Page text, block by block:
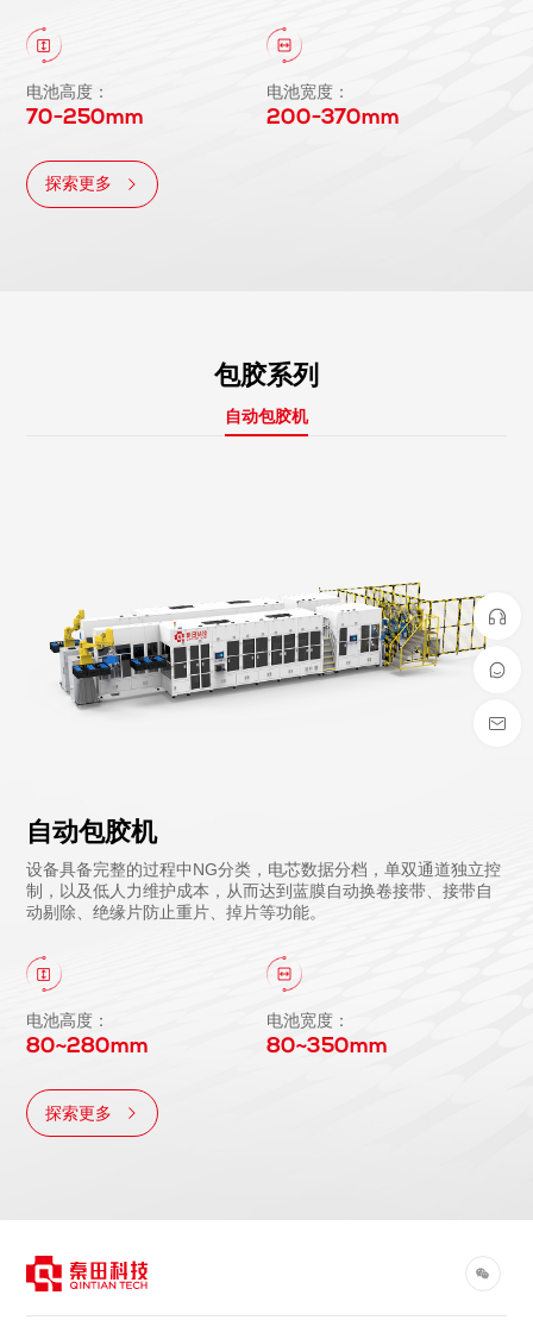
电池高度：
70-250mm
电池宽度：
200-370mm
探索更多
包胶系列
自动包胶机
自动包胶机
设备具备完整的过程中NG分类，电芯数据分档，单双通道独立控
制，以及低人力维护成本，从而达到蓝膜自动换卷接带、接带自
动剔除、绝缘片防止重片、掉片等功能。
电池高度：
80~280mm
电池宽度：
80~350mm
探索更多